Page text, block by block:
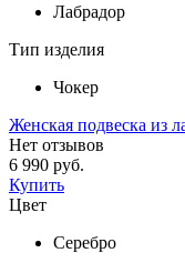
Лабрадор
Тип изделия
Чокер
Женская подвеска из
Нет отзывов
6 990 руб.
Купить
Цвет
Серебро